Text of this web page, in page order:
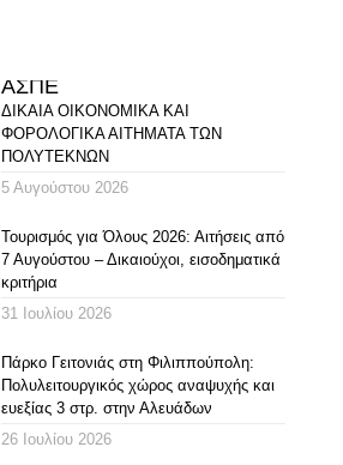
ΑΣΠΕ
ΔΙΚΑΙΑ ΟΙΚΟΝΟΜΙΚΑ ΚΑΙ
ΦΟΡΟΛΟΓΙΚΑ ΑΙΤΗΜΑΤΑ ΤΩΝ
ΠΟΛΥΤΕΚΝΩΝ
5 Αυγούστου 2026
Τουρισμός για Όλους 2026: Αιτήσεις από
7 Αυγούστου – Δικαιούχοι, εισοδηματικά
κριτήρια
31 Ιουλίου 2026
Πάρκο Γειτονιάς στη Φιλιππούπολη:
Πολυλειτουργικός χώρος αναψυχής και
ευεξίας 3 στρ. στην Αλευάδων
26 Ιουλίου 2026